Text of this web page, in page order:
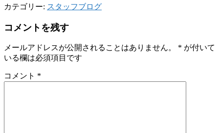
カテゴリー: スタッフブログ
コメントを残す
メールアドレスが公開されることはありません。 * が付いて
いる欄は必須項目です
コメント *